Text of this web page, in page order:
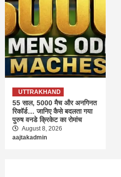
UTTRAKHAND
55 साल, 5000 मैच और अनगिनत
रिकॉर्ड… जानिए कैसे बदलता गया
पुरुष वनडे क्रिकेट का रोमांच
August 8, 2026
aajtakadmin